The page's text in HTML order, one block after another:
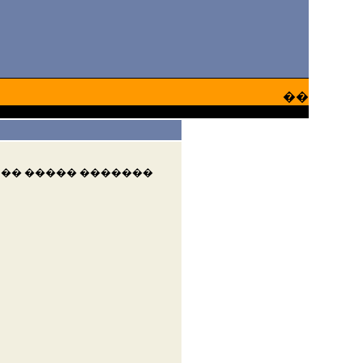
��
����� �������